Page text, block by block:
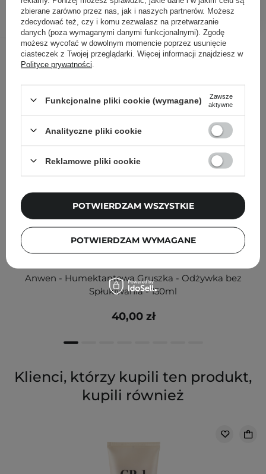
DODAJ DO KOSZYKA
Inni klienci sprawdzali również
Anwen - Humektantowa Gruszka - Odżywka bez
Spłukiwania - 150ml
40,00 zł
Klienci, którzy kupili ten produkt,
kupili również
zbierane zarówno przez nas, jak i naszych partnerów. Możesz
zdecydować też, czy i komu zezwalasz na przetwarzanie
danych (poza wymaganymi danymi funkcjonalnymi). Zgodę
możesz wycofać w dowolnym momencie poprzez usunięcie
ciasteczek z Twojej przeglądarki. Więcej informacji znajdziesz w
Polityce prywatności
Funkcjonalne pliki cookie (wymagane)
Zawsze
aktywne
Analityczne pliki cookie
Reklamowe pliki cookie
POTWIERDZAM WYMAGANE
POTWIERDZAM WSZYSTKIE